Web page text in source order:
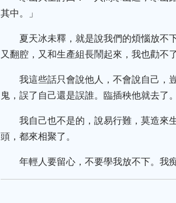
其中。」
夏天冰未釋，就是說我們的煩惱放不
又翻腔，又和生產組長鬧起來，我也勸不
我這些話只會說他人，不會說自己，
鬼，誤了自己還是誤誰。臨插秧他就去了。
我自己也不是的，說易行難，莫造來
頭，都來相聚了。
年輕人要留心，不要學我放不下。我